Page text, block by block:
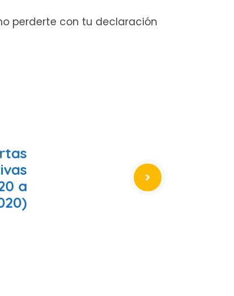
perderte con tu declaración
a